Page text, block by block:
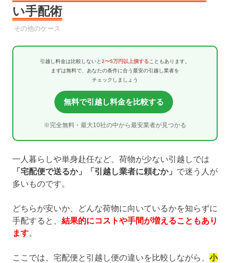
い手配術
引越し業者
その他のケース
引越し料金は比較しないと2〜5万円以上損することもあります。
まずは無料で、あなたの条件に合う最安の引越し業者を
チェックしましょう
無料で引越し料金を比較する
※完全無料・最大10社の中から最安業者が見つかる
一人暮らしや単身赴任など、荷物が少ない引越しでは
「宅配便で送るか」「引越し業者に頼むか」 で迷う人が
多いものです。
どちらが安いか、どんな荷物に向いているかを知らずに
手配すると、 結果的にコストや手間が増えることもあり
ます。
ここでは、宅配便と引越し便の違いを比較しながら、 小